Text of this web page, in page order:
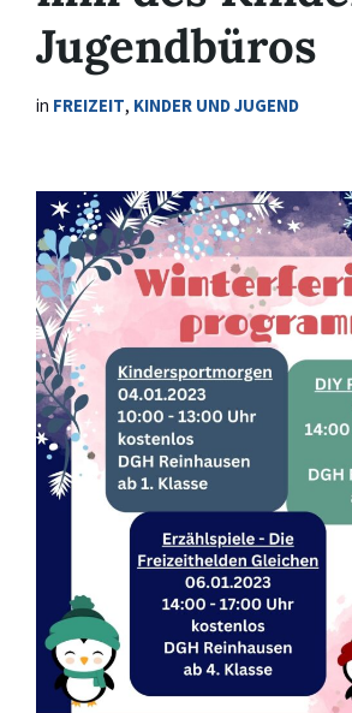
Jugendbüros
in FREIZEIT, KINDER UND JUGEND